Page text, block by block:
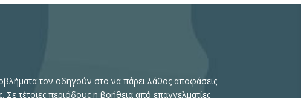
τον οδηγούν στο να πάρει λάθος αποφάσεις
τέτοιες περιόδους η βοήθεια από επαγγελματίες